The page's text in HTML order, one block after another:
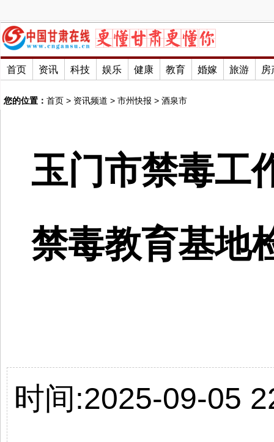
首页 资讯 科技 娱乐 健康 教育 婚嫁 旅游 房
您的位置： 首页 > 资讯频道 > 市州快报 > 酒泉市
玉门市禁毒工
禁毒教育基地
时间:2025-09-05